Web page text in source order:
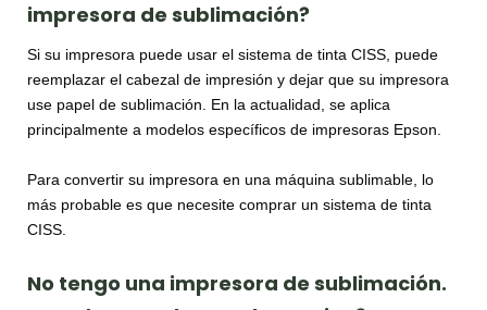
impresora de sublimación?
Si su impresora puede usar el sistema de tinta CISS, puede
reemplazar el cabezal de impresión y dejar que su impresora
use papel de sublimación. En la actualidad, se aplica
principalmente a modelos específicos de impresoras Epson.
Para convertir su impresora en una máquina sublimable, lo
más probable es que necesite comprar un sistema de tinta
CISS.
No tengo una impresora de sublimación.